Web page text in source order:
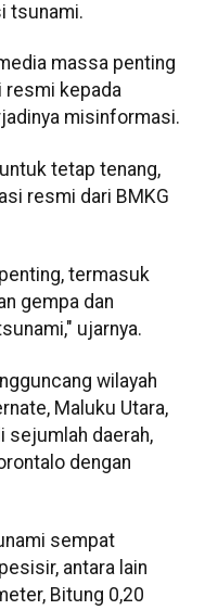
tsunami.
massa penting
resmi kepada
misinformasi.
tetap tenang,
resmi dari BMKG
termasuk
gempa dan
ujarnya.
wilayah
Maluku Utara,
sejumlah daerah,
dengan
sempat
antara lain
Bitung 0,20